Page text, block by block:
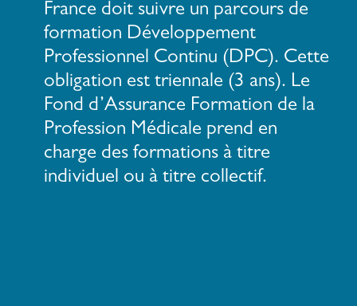
France doit suivre un parcours de
formation Développement
Professionnel Continu (DPC). Cette
obligation est triennale (3 ans). Le
Fond d’Assurance Formation de la
Profession Médicale prend en
charge des formations à titre
individuel ou à titre collectif.